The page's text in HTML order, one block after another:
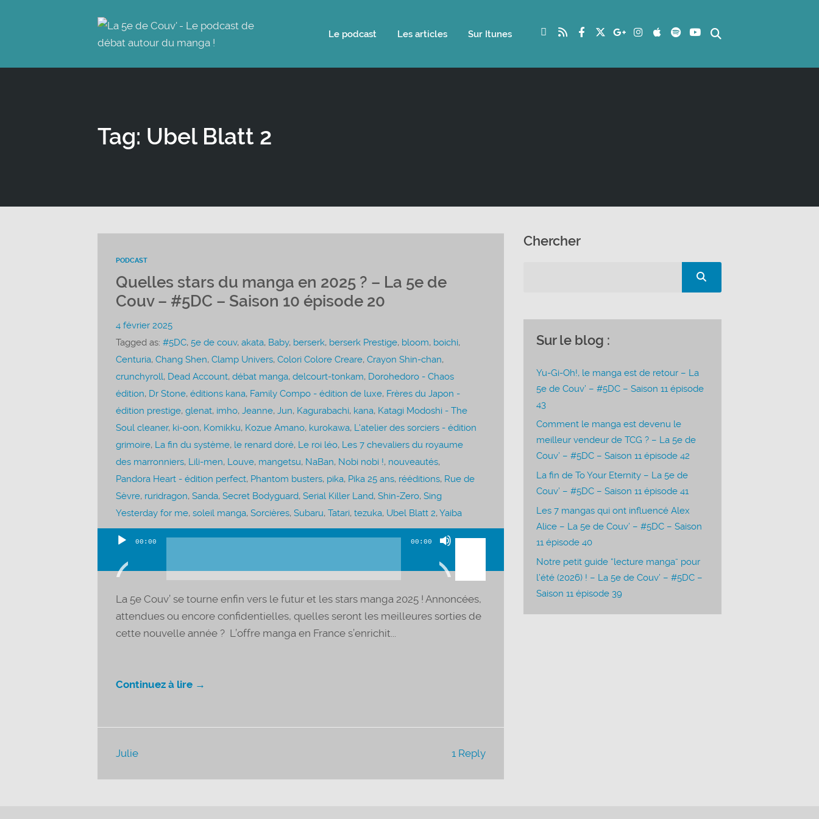
Le podcast Les articles Sur Itunes
Tag: Ubel Blatt 2
PODCAST
Quelles stars du manga en 2025 ? – La 5e de
Couv – #5DC – Saison 10 épisode 20
4 février 2025
Tagged as: #5DC, 5e de couv, akata, Baby, berserk, berserk Prestige, bloom, boichi,
Centuria, Chang Shen, Clamp Univers, Colori Colore Creare, Crayon Shin-chan,
crunchyroll, Dead Account, débat manga, delcourt-tonkam, Dorohedoro - Chaos
édition, Dr Stone, éditions kana, Family Compo - édition de luxe, Frères du Japon -
édition prestige, glenat, imho, Jeanne, Jun, Kagurabachi, kana, Katagi Modoshi - The
Soul cleaner, ki-oon, Komikku, Kozue Amano, kurokawa, L'atelier des sorciers - édition
grimoire, La fin du système, le renard doré, Le roi léo, Les 7 chevaliers du royaume
des marronniers, Lili-men, Louve, mangetsu, NaBan, Nobi nobi !, nouveautés,
Pandora Heart - édition perfect, Phantom busters, pika, Pika 25 ans, rééditions, Rue de
Sèvre, ruridragon, Sanda, Secret Bodyguard, Serial Killer Land, Shin-Zero, Sing
Yesterday for me, soleil manga, Sorcières, Subaru, Tatari, tezuka, Ubel Blatt 2, Yaiba
Lecteur
audio
00:00 00:00
Utilisez
flèches
pour
augmenter
La 5e Couv’ se tourne enfin vers le futur et les stars manga 2025 ! Annoncées,
attendues ou encore confidentielles, quelles seront les meilleures sorties de
cette nouvelle année ? L’offre manga en France s’enrichit...
Continuez à lire →
1 Reply
Julie
Chercher
Sur le blog :
Yu-Gi-Oh!, le manga est de retour – La
5e de Couv’ – #5DC – Saison 11 épisode
43
Comment le manga est devenu le
meilleur vendeur de TCG ? – La 5e de
Couv’ – #5DC – Saison 11 épisode 42
La fin de To Your Eternity – La 5e de
Couv’ – #5DC – Saison 11 épisode 41
Les 7 mangas qui ont influencé Alex
Alice – La 5e de Couv’ – #5DC – Saison
11 épisode 40
Notre petit guide “lecture manga” pour
l’été (2026) ! – La 5e de Couv’ – #5DC –
Saison 11 épisode 39